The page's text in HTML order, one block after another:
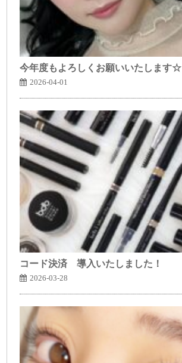
今年度もよろしくお願いいたします☆
2026-04-01
コード決済 導入いたしました！
2026-03-28